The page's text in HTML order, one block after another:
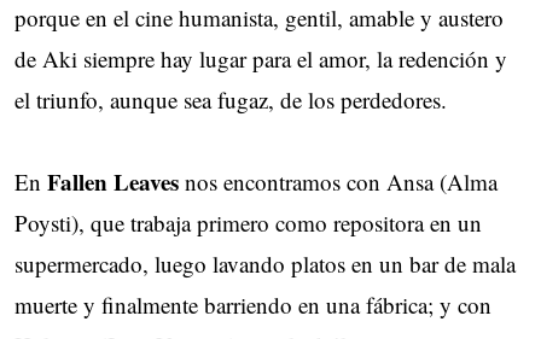
porque en el cine humanista, gentil, amable y austero
de Aki siempre hay lugar para el amor, la redención y
el triunfo, aunque sea fugaz, de los perdedores.
En Fallen Leaves nos encontramos con Ansa (Alma
Poysti), que trabaja primero como repositora en un
supermercado, luego lavando platos en un bar de mala
muerte y finalmente barriendo en una fábrica; y con